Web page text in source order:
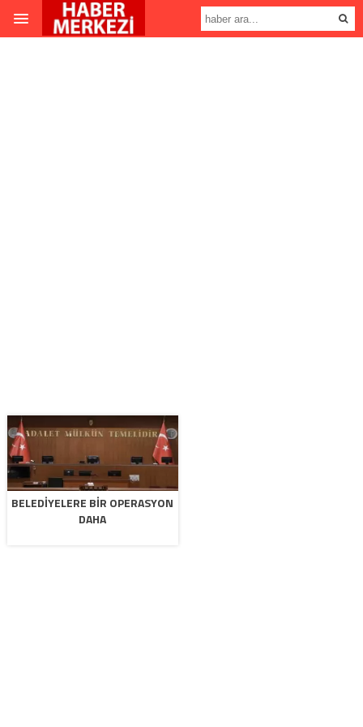
BELEDIYELERE BIR OPERASYON
DAHA